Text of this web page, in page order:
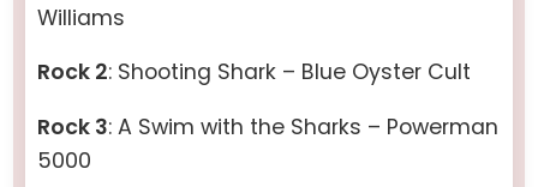
Williams
Rock 2: Shooting Shark – Blue Oyster Cult
Rock 3: A Swim with the Sharks – Powerman
5000